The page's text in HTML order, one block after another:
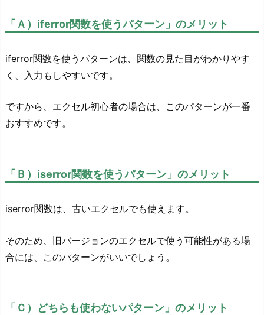
「Ａ）iferror関数を使うパターン」のメリット
iferror関数を使うパターンは、関数の見た目がわかりやす
く、入力もしやすいです。
ですから、エクセル初心者の場合は、このパターンが一番
おすすめです。
「Ｂ）iserror関数を使うパターン」のメリット
iserror関数は、古いエクセルでも使えます。
そのため、旧バージョンのエクセルで使う可能性がある場
合には、このパターンがいいでしょう。
「Ｃ）どちらも使わないパターン」のメリット